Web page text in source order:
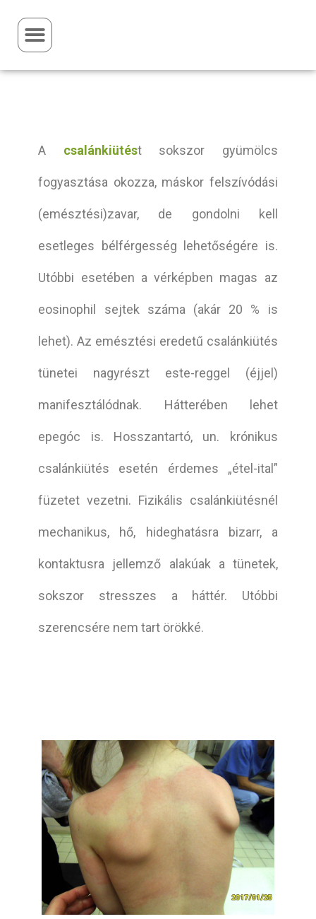
A csalánkiütést sokszor gyümölcs
fogyasztása okozza, máskor felszívódási
(emésztési)zavar, de gondolni kell
esetleges bélférgesség lehetőségére is.
Utóbbi esetében a vérképben magas az
eosinophil sejtek száma (akár 20 % is
lehet). Az emésztési eredetű csalánkiütés
tünetei nagyrészt este-reggel (éjjel)
manifesztálódnak. Hátterében lehet
epegóc is. Hosszantartó, un. krónikus
csalánkiütés esetén érdemes „étel-ital”
füzetet vezetni. Fizikális csalánkiütésnél
mechanikus, hő, hideghatásra bizarr, a
kontaktusra jellemző alakúak a tünetek,
sokszor stresszes a háttér. Utóbbi
szerencsére nem tart örökké.